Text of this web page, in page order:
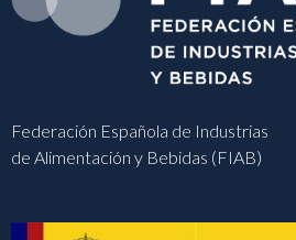
Federación Española de Industrias
de Alimentación y Bebidas (FIAB)